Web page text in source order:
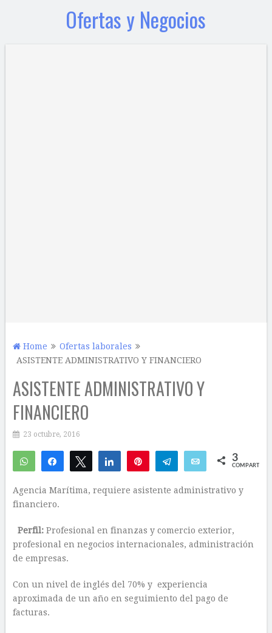
Ofertas y Negocios
Home
Ofertas laborales
ASISTENTE ADMINISTRATIVO Y FINANCIERO
ASISTENTE ADMINISTRATIVO Y
FINANCIERO
23 octubre, 2016
WhatsAppCompartirTwittear Compartir Telegram Email 3
COMPARTIR
Agencia Marítima, requiere asistente administrativo y
financiero.
Perfil:Profesional en finanzas y comercio exterior,
profesional en negocios internacionales, administración
de empresas.
Con un nivel de inglés del 70% y experiencia
aproximada de un año en seguimiento del pago de
facturas.